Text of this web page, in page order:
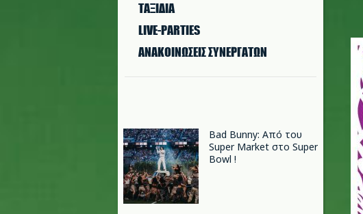
ΤΑΞΙΔΙΑ
LIVE-PARTIES
ΑΝΑΚΟΙΝΩΣΕΙΣ ΣΥΝΕΡΓΑΤΩΝ
Bad Bunny: Από του
Super Market στο Super
Bowl !